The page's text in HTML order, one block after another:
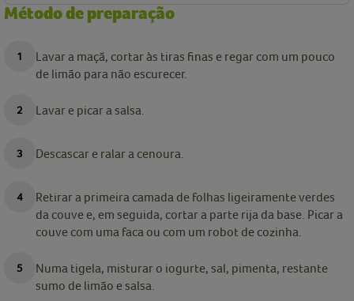
Método de preparação
Lavar a maçã, cortar às tiras finas e regar com um pouco
de limão para não escurecer.
Lavar e picar a salsa.
Descascar e ralar a cenoura.
Retirar a primeira camada de folhas ligeiramente verdes
da couve e, em seguida, cortar a parte rija da base. Picar a
couve com uma faca ou com um robot de cozinha.
Numa tigela, misturar o iogurte, sal, pimenta, restante
sumo de limão e salsa.